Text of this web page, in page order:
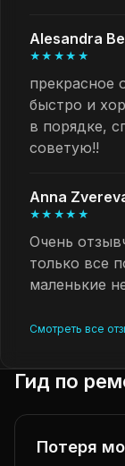
Alesandra
★★★★★
прекрасное
быстро и
в порядке,
советую!!
Anna
★★★★★
Очень
только все
маленькие
Смотреть все
Гид по
Потеря